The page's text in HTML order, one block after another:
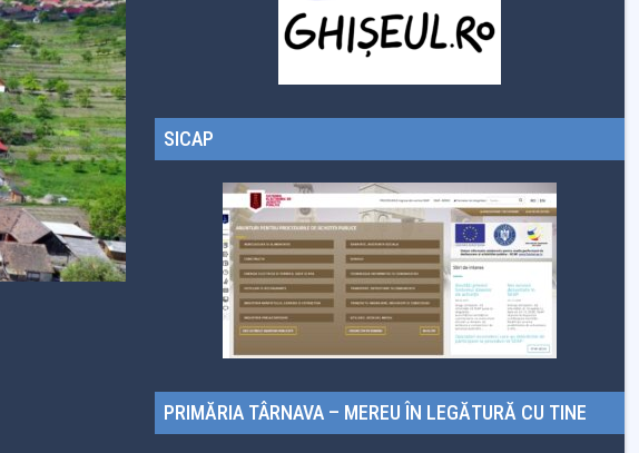
SICAP
PRIMĂRIA TÂRNAVA – MEREU ÎN LEGĂTURĂ CU TINE